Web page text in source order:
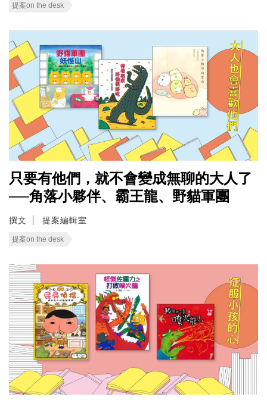
提案on the desk
只要有他們，就不會變成無聊的大人了
──角落小夥伴、霸王龍、野貓軍團
撰文 提案編輯室
提案on the desk